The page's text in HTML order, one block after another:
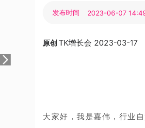
发布时间 2023-06-07
原创 TK增长会 2023-03-17
大家好，我是嘉伟，行业自